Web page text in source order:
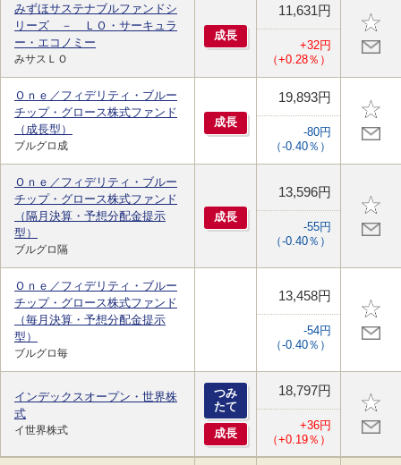
みずほサステナブルファンドシ
リーズ － ＬＯ・サーキュラ
ー・エコノミー
みサスＬＯ
成長
11,631円
+32円
（+0.28％）
Ｏｎｅ／フィデリティ・ブルー
チップ・グロース株式ファンド
（成長型）
ブルグロ成
成長
19,893円
-80円
（-0.40％）
Ｏｎｅ／フィデリティ・ブルー
チップ・グロース株式ファンド
（隔月決算・予想分配金提示
型）
ブルグロ隔
成長
13,596円
-55円
（-0.40％）
Ｏｎｅ／フィデリティ・ブルー
チップ・グロース株式ファンド
（毎月決算・予想分配金提示
型）
ブルグロ毎
13,458円
-54円
（-0.40％）
インデックスオープン・世界株
式
イ世界株式
つみ
たて
成長
18,797円
+36円
（+0.19％）